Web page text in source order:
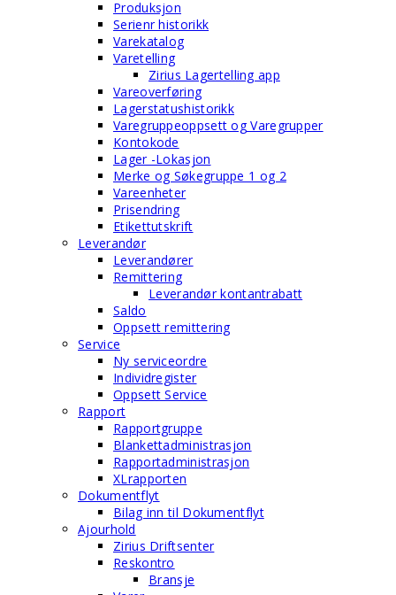
Produksjon
Serienr historikk
Varekatalog
Varetelling
Zirius Lagertelling app
Vareoverføring
Lagerstatushistorikk
Varegruppeoppsett og Varegrupper
Kontokode
Lager -Lokasjon
Merke og Søkegruppe 1 og 2
Vareenheter
Prisendring
Etikettutskrift
Leverandør
Leverandører
Remittering
Leverandør kontantrabatt
Saldo
Oppsett remittering
Service
Ny serviceordre
Individregister
Oppsett Service
Rapport
Rapportgruppe
Blankettadministrasjon
Rapportadministrasjon
XLrapporten
Dokumentflyt
Bilag inn til Dokumentflyt
Ajourhold
Zirius Driftsenter
Reskontro
Bransje